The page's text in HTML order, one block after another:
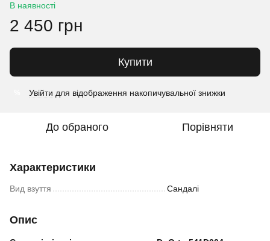
В наявності
2 450 грн
Купити
Увійти для відображення накопичувальної знижки
До обраного Порівняти
Характеристики
Вид взуття Сандалі
Опис